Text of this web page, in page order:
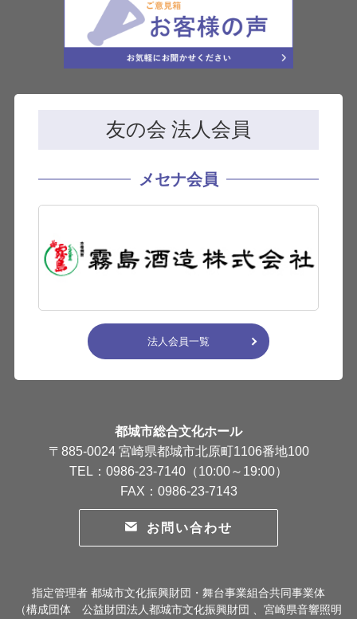
友の会 法人会員
メセナ会員
法人会員一覧
都城市総合文化ホール
〒885-0024 宮崎県都城市北原町1106番地100
TEL：0986-23-7140（10:00～19:00）
FAX：0986-23-7143
お問い合わせ
指定管理者 都城市文化振興財団・舞台事業組合共同事業体
（構成団体 公益財団法人都城市文化振興財団 、宮崎県音響照明